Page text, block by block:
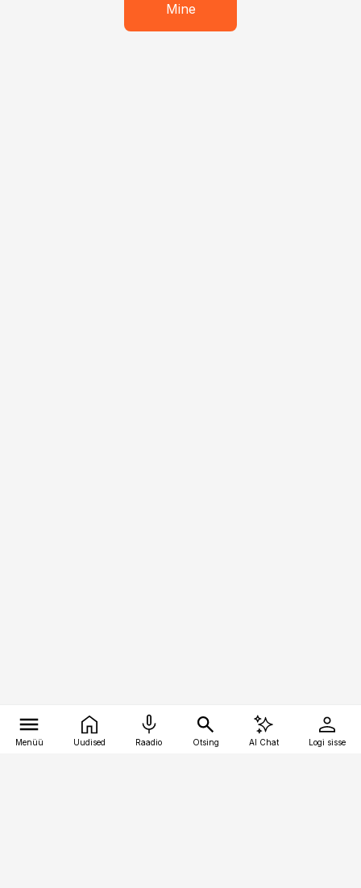
Mine
Menüü Uudised Raadio Otsing AI Chat Logi sisse